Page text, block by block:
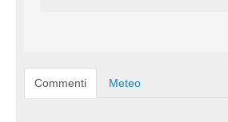
Commenti Meteo